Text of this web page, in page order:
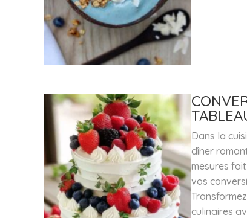
Dans la
dîner
mesures
vos
culinaires